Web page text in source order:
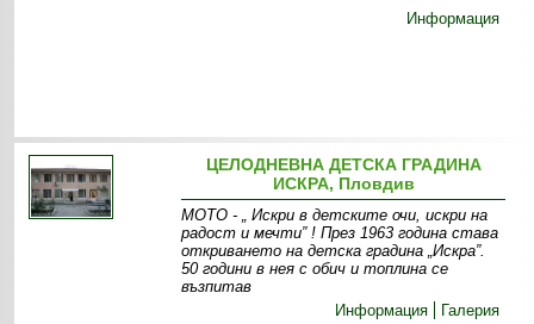
Информация
ЦЕЛОДНЕВНА ДЕТСКА ГРАДИНА
ИСКРА, Пловдив
МОТО - „ Искри в детските очи, искри на
радост и мечти” ! През 1963 година става
откриването на детска градина „Искра”.
50 години в нея с обич и топлина се
възпитав
Информация
Галерия